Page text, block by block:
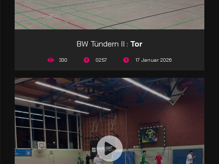
BW Tündern II : Tor
330 02:57 17 Januar 2026